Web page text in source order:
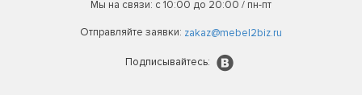
Мы на связи: с 10:00 до 20:00 / пн-пт
Отправляйте заявки: zakaz@mebel2biz.ru
Подписывайтесь: